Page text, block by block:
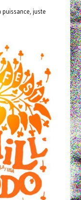
juste